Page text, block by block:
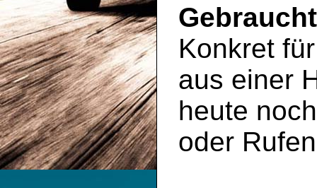
Konkret
aus einer
heute
oder